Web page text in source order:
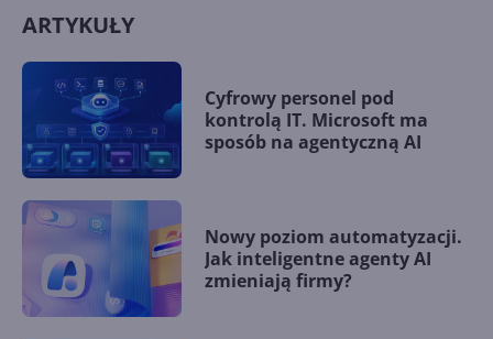
ARTYKUŁY
Cyfrowy personel pod
kontrolą IT. Microsoft ma
sposób na agentyczną AI
Nowy poziom automatyzacji.
Jak inteligentne agenty AI
zmieniają firmy?